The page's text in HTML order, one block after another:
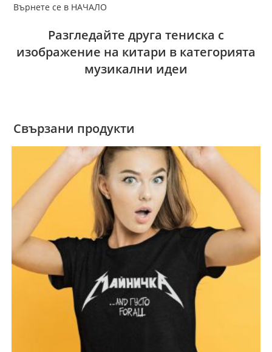
Върнете се в НАЧАЛО
Разгледайте друга тениска с
изображение на китари в категорията
музикални идеи
Свързани продукти